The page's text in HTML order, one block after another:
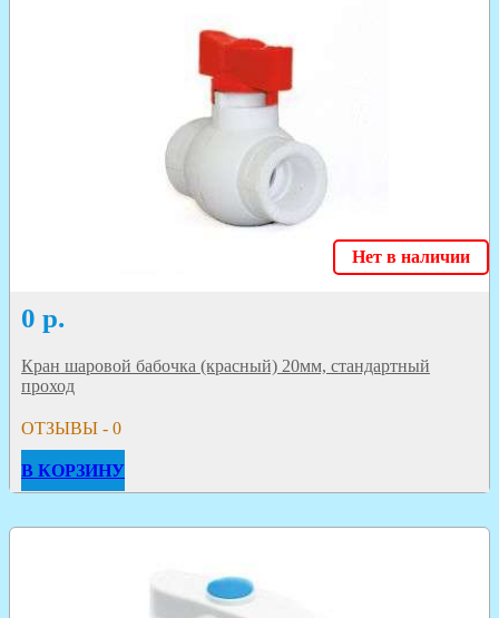
Нет в наличии
0 р.
Кран шаровой бабочка (красный) 20мм, стандартный
проход
ОТЗЫВЫ - 0
В КОРЗИНУ